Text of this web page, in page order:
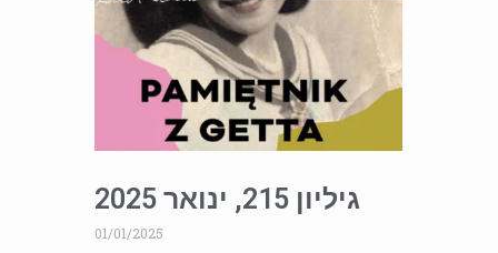
גיליון 215, ינואר 2025
01/01/2025